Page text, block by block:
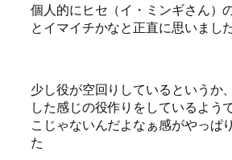
個人的にヒセ（イ・ミンギさん）
とイマイチかなと正直に思いまし
少し役が空回りしているというか
した感じの役作りをしているよう
こじゃないんだよなぁ感がやっぱ
た